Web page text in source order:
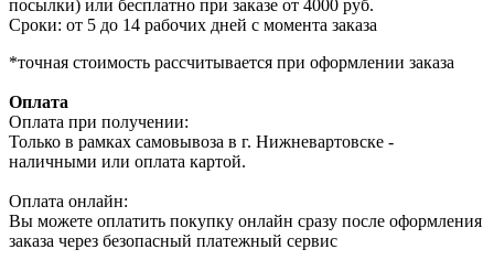
посылки) или бесплатно при заказе от 4000 руб.
Сроки: от 5 до 14 рабочих дней с момента заказа
*точная стоимость рассчитывается при оформлении заказа
Оплата
Оплата при получении:
Только в рамках самовывоза в г. Нижневартовске -
наличными или оплата картой.
Оплата онлайн:
Вы можете оплатить покупку онлайн сразу после оформления
заказа через безопасный платежный сервис